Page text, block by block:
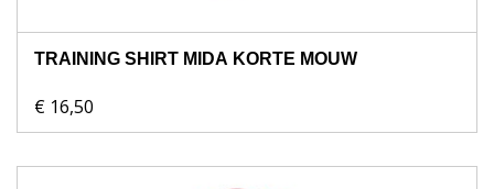
TRAINING SHIRT MIDA KORTE MOUW
€ 16,50